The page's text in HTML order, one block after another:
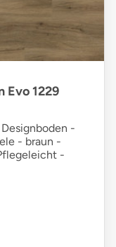
Evo 1229
-
- braun -
-